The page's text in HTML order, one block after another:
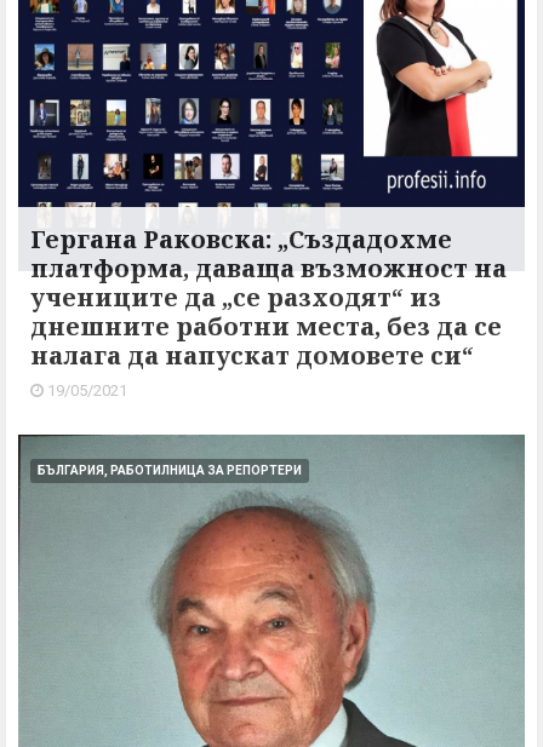
Гергана Раковска: „Създадохме
платформа, даваща възможност на
учениците да „се разходят“ из
днешните работни места, без да се
налага да напускат домовете си“
19/05/2021
БЪЛГАРИЯ, РАБОТИЛНИЦА ЗА РЕПОРТЕРИ